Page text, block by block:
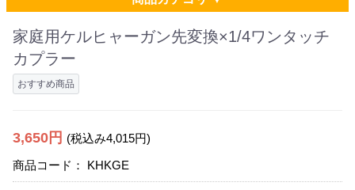
家庭用ケルヒャーガン先変換×1/4ワンタッチ
カプラー
おすすめ商品
3,650円 (税込み4,015円)
商品コード：
KHKGE